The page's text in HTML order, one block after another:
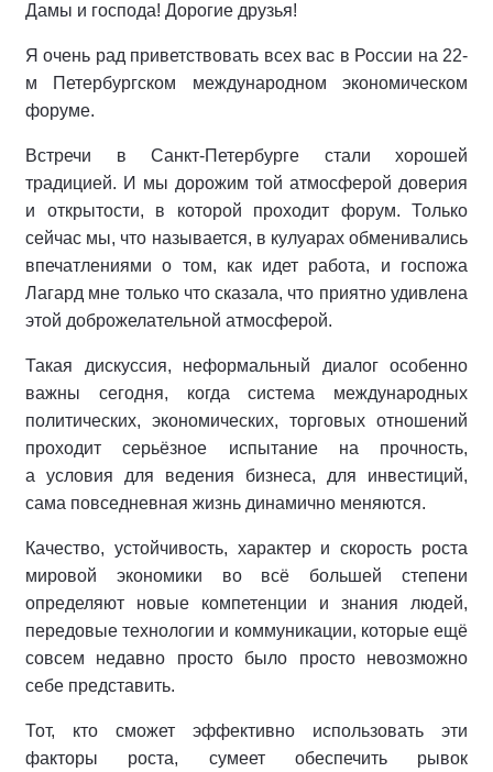
Дамы и господа! Дорогие друзья!
Я очень рад приветствовать всех вас в России на 22-
м Петербургском международном экономическом
форуме.
Встречи в Санкт-Петербурге стали хорошей
традицией. И мы дорожим той атмосферой доверия
и открытости, в которой проходит форум. Только
сейчас мы, что называется, в кулуарах обменивались
впечатлениями о том, как идет работа, и госпожа
Лагард мне только что сказала, что приятно удивлена
этой доброжелательной атмосферой.
Такая дискуссия, неформальный диалог особенно
важны сегодня, когда система международных
политических, экономических, торговых отношений
проходит серьёзное испытание на прочность,
а условия для ведения бизнеса, для инвестиций,
сама повседневная жизнь динамично меняются.
Качество, устойчивость, характер и скорость роста
мировой экономики во всё большей степени
определяют новые компетенции и знания людей,
передовые технологии и коммуникации, которые ещё
совсем недавно просто было просто невозможно
себе представить.
Тот, кто сможет эффективно использовать эти
факторы роста, сумеет обеспечить рывок